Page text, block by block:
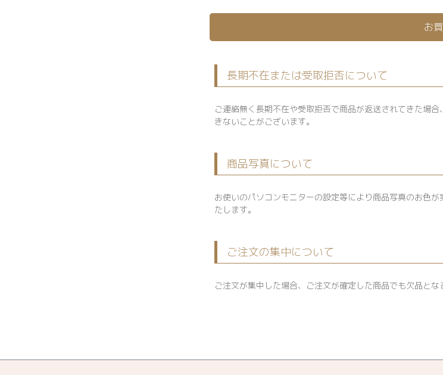
お
長期不在または受取拒否について
ご連絡無く長期不在や受取拒否で商品が返送されてきた場
きないことがございます。
商品写真について
お使いのパソコンモニターの設定等により商品写真のお色
たします。
ご注文の集中について
ご注文が集中した場合、ご注文が確定した商品でも欠品と